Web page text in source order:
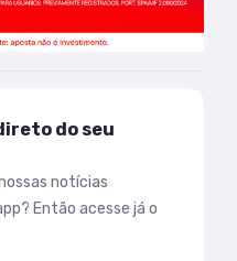
do seu
notícias
Então acesse já o